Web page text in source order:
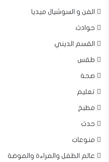
الفن و السوشيال ميديا
حوادث
القسم الديني
طقس
صحة
تعليم
مطبخ
حدث
منوعات
عالم الطفل والمراءة والموضة